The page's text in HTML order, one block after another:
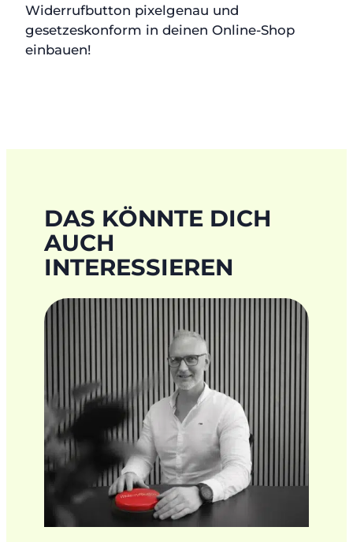
Widerrufbutton pixelgenau und
gesetzeskonform in deinen Online-Shop
einbauen!
DAS KÖNNTE DICH
AUCH
INTERESSIEREN